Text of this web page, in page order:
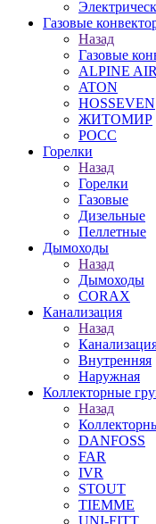
Газовые
Назад
Газовые
ALPINE AIR
ATON
HOSSEVEN
ЖИТОМИР
РОСС
Горелки
Назад
Горелки
Газовые
Дизельные
Пеллетные
Дымоходы
Назад
Дымоходы
CORAX
Канализация
Назад
Внутренняя
Наружная
Коллекторные
Назад
DANFOSS
FAR
IVR
STOUT
TIEMME
UNI-FITT